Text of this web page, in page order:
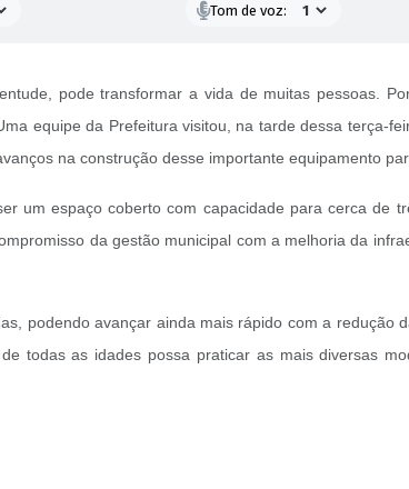
Tom de voz:
pode transformar a vida de muitas pessoas.
equipe da Prefeitura visitou, na tarde dessa terça-
na construção desse importante equipamento
um espaço coberto com capacidade para cerca de
da gestão municipal com a melhoria da
podendo avançar ainda mais rápido com a redução
todas as idades possa praticar as mais diversas